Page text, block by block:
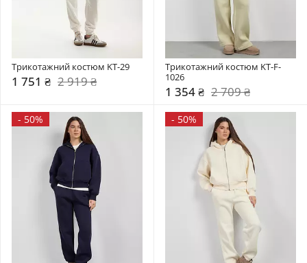
Трикотажний костюм KT-29
1 751 ₴ 2 919 ₴
Трикотажний костюм KT-F-
1026
1 354 ₴ 2 709 ₴
- 50% - 50%